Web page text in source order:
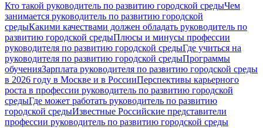
Кто такой руководитель по развитию городской средыЧем
занимается руководитель по развитию городской
средыКакими качествами должен обладать руководитель по
развитию городской средыПлюсы и минусы профессии
руководителя по развитию городской средыГде учиться на
руководителя по развитию городской средыПрограммы
обученияЗарплата руководителя по развитию городской среды
в 2026 году в Москве и в РоссииПерспективы карьерного
роста в профессии руководитель по развитию городской
средыГде может работать руководитель по развитию
городской средыИзвестные Российские представители
профессии руководитель по развитию городской среды